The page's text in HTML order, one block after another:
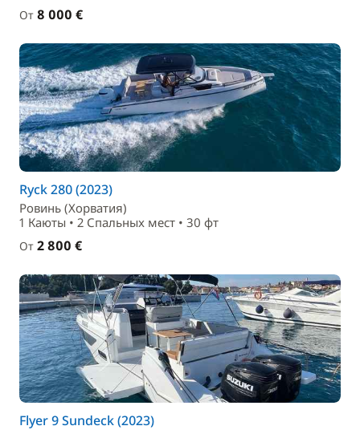
От 8 000 €
Ryck 280 (2023)
Ровинь (Хорватия)
1 Каюты • 2 Спальныx мест • 30 фт
От 2 800 €
Flyer 9 Sundeck (2023)